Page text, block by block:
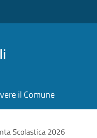
il Comune
Scolastica 2026